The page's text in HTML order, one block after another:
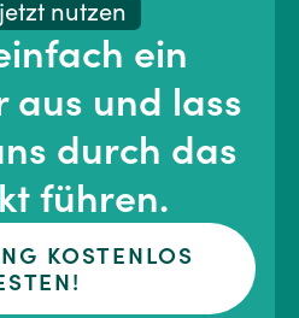
nutzen
ein
aus und lass
durch das
führen.
KOSTENLOS